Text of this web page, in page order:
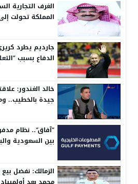
الغرف التجارية
المملكة تحولت
جارديم يطرد
الدفاع بسبب
خالد الغندور:
جيدة بالخطيب..
“آفاق”.. نظام
بين السعودية
الزمالك: نفضل